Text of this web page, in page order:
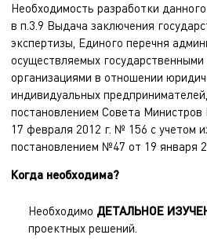
Необходимость разработки
в п.3.9 Выдача заключения
экспертизы, Единого перечня
осуществляемых
организациями в отношении
индивидуальных
постановлением Совета Министров
17 февраля 2012 г. № 156 с учетом
постановлением №47 от 19 января
Когда необходима?
Необходимо ДЕТАЛЬНОЕ
проектных решений.